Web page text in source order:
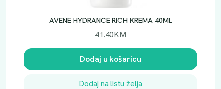
AVENE HYDRANCE RICH KREMA 40ML
41.40KM
Dodaj u košaricu
Dodaj na listu želja